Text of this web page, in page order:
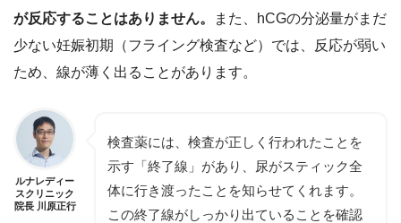
が反応することはありません。
また、hCGの分泌量がまだ
少ない妊娠初期（フライング検査など）では、反応が弱い
ため、線が薄く出ることがあります。
ルナレディー
スクリニック
院長 川原正行
検査薬には、検査が正しく行われたことを
示す「終了線」があり、尿がスティック全
体に行き渡ったことを知らせてくれます。
この終了線がしっかり出ていることを確認